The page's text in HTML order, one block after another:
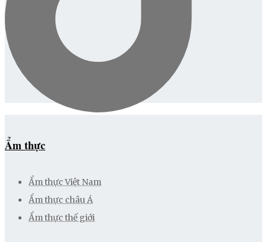
Ẩm thực
Ẩm thực Việt Nam
Ẩm thực châu Á
Ẩm thực thế giới